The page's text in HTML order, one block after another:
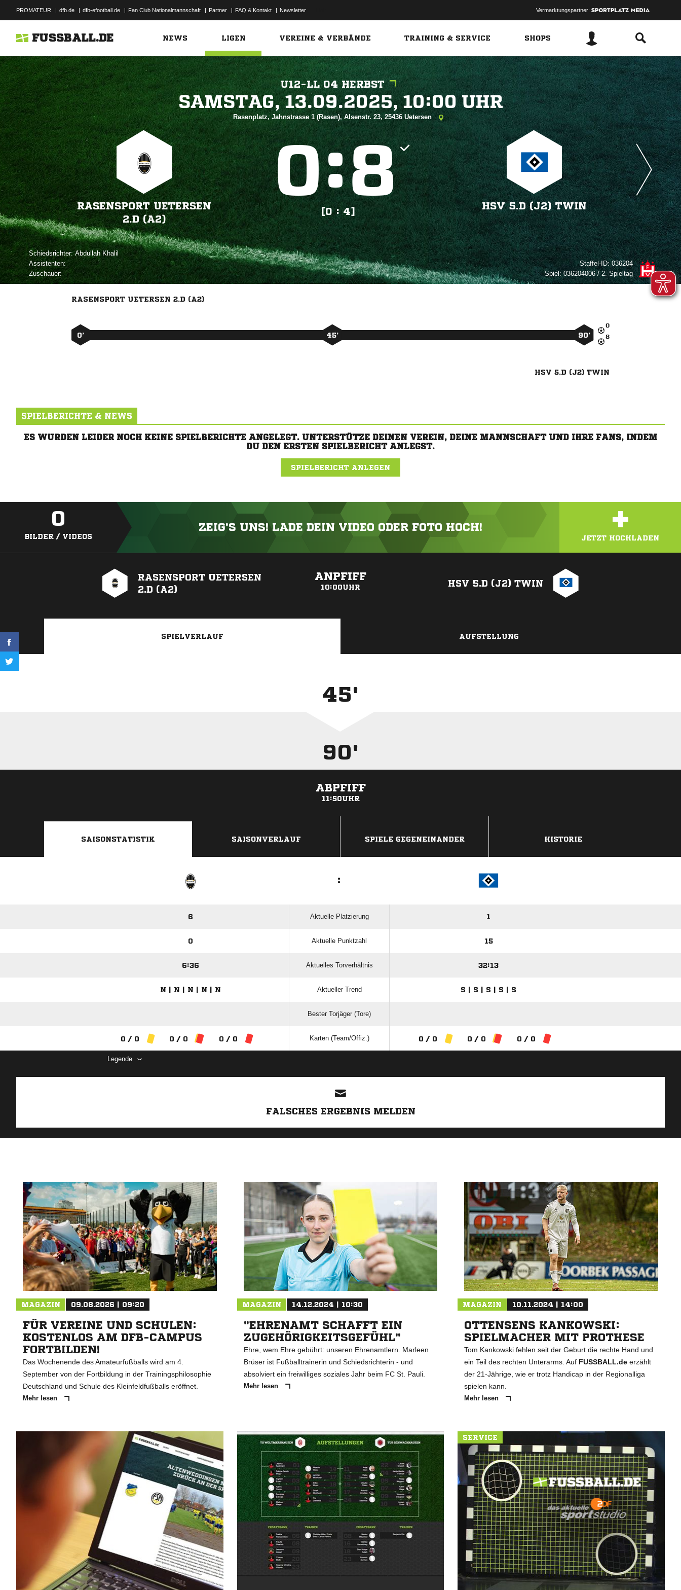
PROMATEUR | dfb.de | dfb-efootball.de | Fan Club Nationalmannschaft | Partner | FAQ & Kontakt | Newsletter Vermarktungspartner:
FUSSBALL.DE NEWS LIGEN VEREINE & VERBÄNDE TRAINING & SERVICE SHOPS
U12-LL 04 HERBST
   
Rasenplatz, Jahnstrasse 1 (Rasen), Alsenstr. 23, 25436 Uetersen
RASENSPORT UETERSEN
2.D (A2)
:
[0 : 4]
HSV 5.D (J2) TWIN
Schiedsrichter: 
Assistenten:
Zuschauer:
Staffel-ID:036204
Spiel:036204006 / 2. Spieltag
RASENSPORT UETERSEN 2.D (A2)


0’ 45’ 90’
HSV 5.D (J2) TWIN
SPIELBERICHTE & NEWS
ES WURDEN LEIDER NOCH KEINE SPIELBERICHTE ANGELEGT. UNTERSTÜTZE DEINEN VEREIN, DEINE MANNSCHAFT UND IHRE FANS, INDEM
DU DEN ERSTEN SPIELBERICHT ANLEGST.
SPIELBERICHT ANLEGEN
0
BILDER / VIDEOS
ZEIG'S UNS! LADE DEIN VIDEO ODER FOTO HOCH! +
JETZT HOCHLADEN
RASENSPORT UETERSEN
2.D (A2)
ANPFIFF
10:00UHR HSV 5.D (J2) TWIN
SPIELVERLAUF AUFSTELLUNG
45'
90'
ABPFIFF
11:50UHR
SAISONSTATISTIK SAISONVERLAUF SPIELE GEGENEINANDER HISTORIE
:
6 Aktuelle Platzierung 1
0 Aktuelle Punktzahl 15
6:36 Aktuelles Torverhältnis 32:13
N | N | N | N | N Aktueller Trend S | S | S | S | S
Bester Torjäger (Tore)
0 / 0 0 / 0 0 / 0 Karten (Team/Offiz.) 0 / 0 0 / 0 0 / 0
Legende
FALSCHES ERGEBNIS MELDEN
MAGAZIN 09.08.2026 | 09:20
FÜR VEREINE UND SCHULEN:
KOSTENLOS AM DFB-CAMPUS
FORTBILDEN!
Das Wochenende des Amateurfußballs wird am 4.
September von der Fortbildung in der Trainingsphilosophie
Deutschland und Schule des Kleinfeldfußballs eröffnet.
Mehr lesen
MAGAZIN 14.12.2024 | 10:30
"EHRENAMT SCHAFFT EIN
ZUGEHÖRIGKEITSGEFÜHL"
Ehre, wem Ehre gebührt: unseren Ehrenamtlern. Marleen
Brüser ist Fußballtrainerin und Schiedsrichterin - und
absolviert ein freiwilliges soziales Jahr beim FC St. Pauli.
Mehr lesen
MAGAZIN 10.11.2024 | 14:00
OTTENSENS KANKOWSKI:
SPIELMACHER MIT PROTHESE
Tom Kankowski fehlen seit der Geburt die rechte Hand und
ein Teil des rechten Unterarms. Auf FUSSBALL.de erzählt
der 21-Jährige, wie er trotz Handicap in der Regionalliga
spielen kann.
Mehr lesen
SERVICE